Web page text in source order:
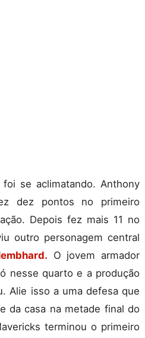
se aclimatando. Anthony
dez pontos no primeiro
Depois fez mais 11 no
outro personagem central
O jovem armador
nesse quarto e a produção
Alie isso a uma defesa que
da casa na metade final do
terminou o primeiro